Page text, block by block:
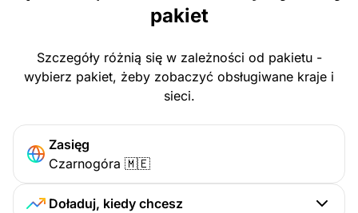
pakiet
Szczegóły różnią się w zależności od pakietu -
wybierz pakiet, żeby zobaczyć obsługiwane kraje i
sieci.
Zasięg
Czarnogóra 🇲🇪
Doładuj, kiedy chcesz